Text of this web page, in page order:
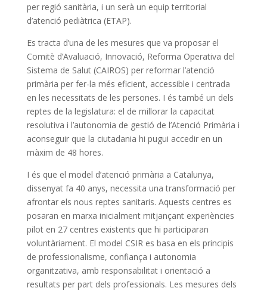
per regió sanitària, i un serà un equip territorial
d’atenció pediàtrica (ETAP).
Es tracta d’una de les mesures que va proposar el
Comitè d’Avaluació, Innovació, Reforma Operativa del
Sistema de Salut (CAIROS) per reformar l’atenció
primària per fer-la més eficient, accessible i centrada
en les necessitats de les persones. I és també un dels
reptes de la legislatura: el de millorar la capacitat
resolutiva i l’autonomia de gestió de l’Atenció Primària i
aconseguir que la ciutadania hi pugui accedir en un
màxim de 48 hores.
I és que el model d’atenció primària a Catalunya,
dissenyat fa 40 anys, necessita una transformació per
afrontar els nous reptes sanitaris. Aquests centres es
posaran en marxa inicialment mitjançant experiències
pilot en 27 centres existents que hi participaran
voluntàriament. El model CSIR es basa en els principis
de professionalisme, confiança i autonomia
organitzativa, amb responsabilitat i orientació a
resultats per part dels professionals. Les mesures dels